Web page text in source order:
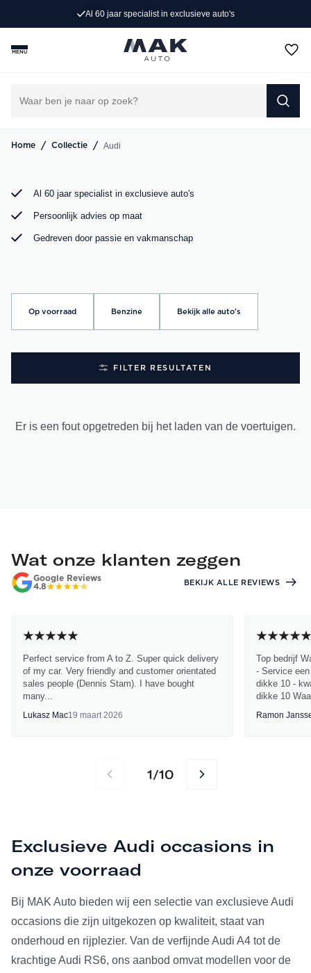
Al 60 jaar specialist in exclusieve auto's
MENU
Home / Collectie / Audi
Op zoek naar een exclusieve Audi occasion? Bij MAK
Auto vind je een zorgvuldig geselecteerd aanbod, van de
sportieve Audi A3 tot de krachtige Audi RS6. Bekijk ons
Al 60 jaar specialist in exclusieve auto's
Persoonlijk advies op maat
Gedreven door passie en vakmanschap
Op voorraad Benzine Bekijk alle auto's
FILTER RESULTATEN
Er is een fout opgetreden bij het laden van de voertuigen.
Wat onze klanten zeggen
Google Reviews
4.8
BEKIJK ALLE REVIEWS
Perfect service from A to Z. Super quick delivery
of my car. Very friendly and customer orientated
sales people (Dennis Stam). I have bought
many...
Lukasz Mac19 maart 2026
Top bedrijf
- Service
dikke 10 -
dikke 10
Ramon
1/10
Exclusieve Audi occasions in
onze voorraad
Bij MAK Auto bieden wij een selectie van exclusieve Audi
occasions die zijn uitgekozen op kwaliteit, staat van
onderhoud en rijplezier. Van de verfijnde Audi A4 tot de
krachtige Audi RS6, ons aanbod omvat modellen voor de